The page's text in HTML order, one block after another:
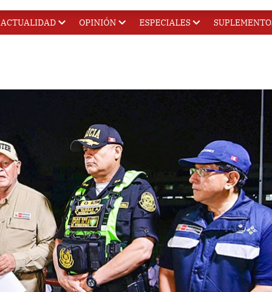
ACTUALIDAD OPINIÓN ESPECIALES